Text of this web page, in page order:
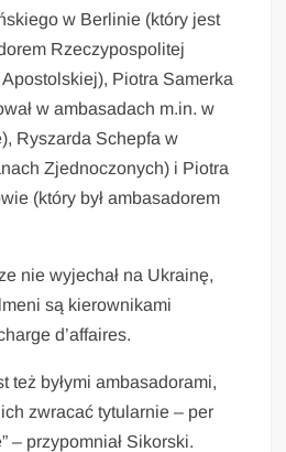
w Berlinie (który jest
Rzeczypospolitej
Piotra Samerka
w ambasadach m.in. w
Ryszarda Schepfa w
Zjednoczonych) i Piotra
(który był ambasadorem
nie wyjechał na Ukrainę,
są kierownikami
d’affaires.
też byłymi ambasadorami,
zwracać tytularnie – per
– przypomniał Sikorski.